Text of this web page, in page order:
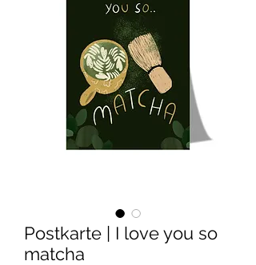
Postkarte | I love you so
matcha